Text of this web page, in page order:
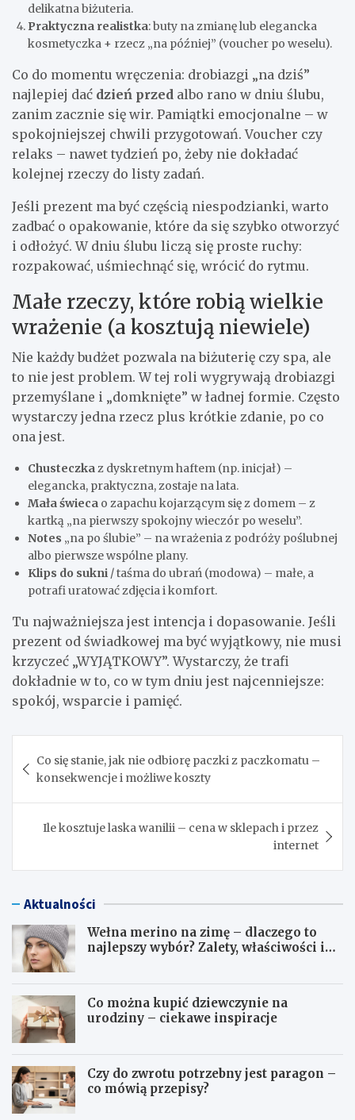
delikatna biżuteria.
Praktyczna realistka: buty na zmianę lub elegancka
kosmetyczka + rzecz „na później” (voucher po weselu).
Co do momentu wręczenia: drobiazgi „na dziś”
najlepiej dać dzień przed albo rano w dniu ślubu,
zanim zacznie się wir. Pamiątki emocjonalne – w
spokojniejszej chwili przygotowań. Voucher czy
relaks – nawet tydzień po, żeby nie dokładać
kolejnej rzeczy do listy zadań.
Jeśli prezent ma być częścią niespodzianki, warto
zadbać o opakowanie, które da się szybko otworzyć
i odłożyć. W dniu ślubu liczą się proste ruchy:
rozpakować, uśmiechnąć się, wrócić do rytmu.
Małe rzeczy, które robią wielkie
wrażenie (a kosztują niewiele)
Nie każdy budżet pozwala na biżuterię czy spa, ale
to nie jest problem. W tej roli wygrywają drobiazgi
przemyślane i „domknięte” w ładnej formie. Często
wystarczy jedna rzecz plus krótkie zdanie, po co
ona jest.
Chusteczkaz dyskretnym haftem (np. inicjał) –
elegancka, praktyczna, zostaje na lata.
Mała świeca o zapachu kojarzącym się z domem – z
kartką „na pierwszy spokojny wieczór po weselu”.
Notes „na po ślubie” – na wrażenia z podróży poślubnej
albo pierwsze wspólne plany.
Klips do sukni / taśma do ubrań (modowa) – małe, a
potrafi uratować zdjęcia i komfort.
Tu najważniejsza jest intencja i dopasowanie. Jeśli
prezent od świadkowej ma być wyjątkowy, nie musi
krzyczeć „WYJĄTKOWY”. Wystarczy, że trafi
dokładnie w to, co w tym dniu jest najcenniejsze:
spokój, wsparcie i pamięć.
wpisu
Co się stanie, jak nie odbiorę paczki z paczkomatu –
konsekwencje i możliwe koszty
Ile kosztuje laska wanilii – cena w sklepach i przez
internet
Aktualności
Wełna merino na zimę – dlaczego to
najlepszy wybór? Zalety, właściwości i
Co można kupić dziewczynie na
urodziny – ciekawe inspiracje
Czy do zwrotu potrzebny jest paragon –
co mówią przepisy?